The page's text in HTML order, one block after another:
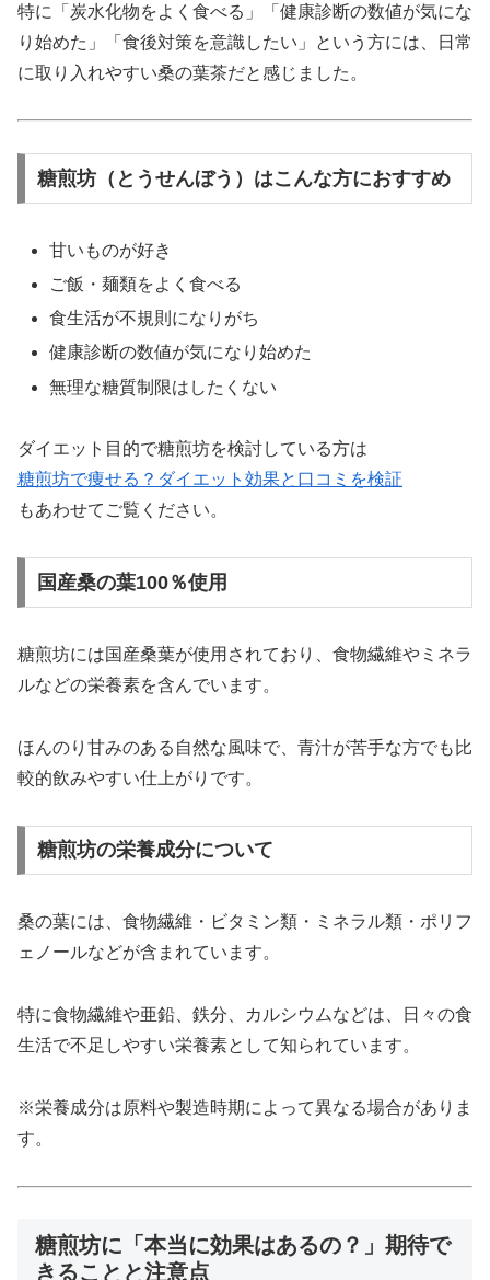
特に「炭水化物をよく食べる」「健康診断の数値が気にな
り始めた」「食後対策を意識したい」という方には、日常
に取り入れやすい桑の葉茶だと感じました。
糖煎坊（とうせんぼう）はこんな方におすすめ
甘いものが好き
ご飯・麺類をよく食べる
食生活が不規則になりがち
健康診断の数値が気になり始めた
無理な糖質制限はしたくない
ダイエット目的で糖煎坊を検討している方は
糖煎坊で痩せる？ダイエット効果と口コミを検証
もあわせてご覧ください。
国産桑の葉100％使用
糖煎坊には国産桑葉が使用されており、食物繊維やミネラ
ルなどの栄養素を含んでいます。
ほんのり甘みのある自然な風味で、青汁が苦手な方でも比
較的飲みやすい仕上がりです。
糖煎坊の栄養成分について
桑の葉には、食物繊維・ビタミン類・ミネラル類・ポリフ
ェノールなどが含まれています。
特に食物繊維や亜鉛、鉄分、カルシウムなどは、日々の食
生活で不足しやすい栄養素として知られています。
※栄養成分は原料や製造時期によって異なる場合がありま
す。
糖煎坊に「本当に効果はあるの？」期待で
きることと注意点